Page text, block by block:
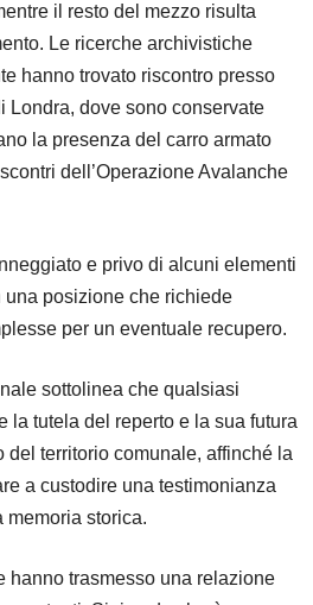
il resto del mezzo risulta
Le ricerche archivistiche
hanno trovato riscontro presso
Londra, dove sono conservate
la presenza del carro armato
dell’Operazione Avalanche
e privo di alcuni elementi
posizione che richiede
per un eventuale recupero.
sottolinea che qualsiasi
la tutela del reperto e la sua futura
del territorio comunale, affinché la
a custodire una testimonianza
storica.
hanno trasmesso una relazione